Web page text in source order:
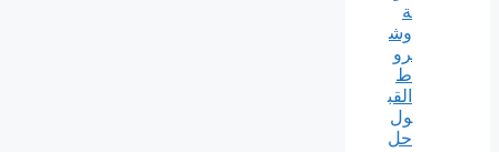
ة
وش
رو
ط
القب
ول
حل